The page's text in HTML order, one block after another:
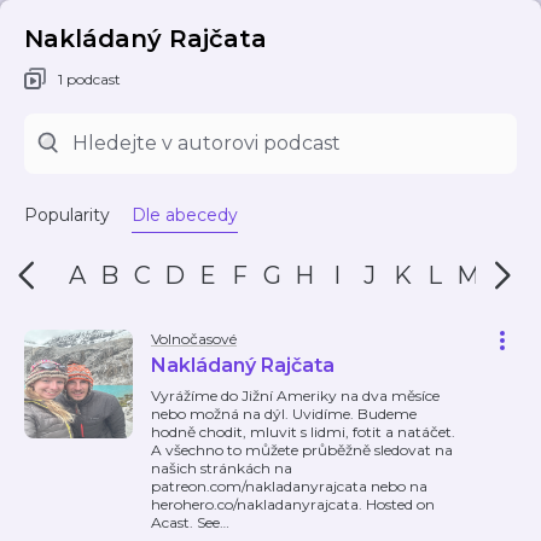
Nakládaný Rajčata
1 podcast
Popularity Dle abecedy
A B C D E F G H I J K L M N
Volnočasové
Nakládaný Rajčata
Vyrážíme do Jižní Ameriky na dva měsíce
nebo možná na dýl. Uvidíme. Budeme
hodně chodit, mluvit s lidmi, fotit a natáčet.
A všechno to můžete průběžně sledovat na
našich stránkách na
patreon.com/nakladanyrajcata nebo na
herohero.co/nakladanyrajcata. Hosted on
Acast. See…